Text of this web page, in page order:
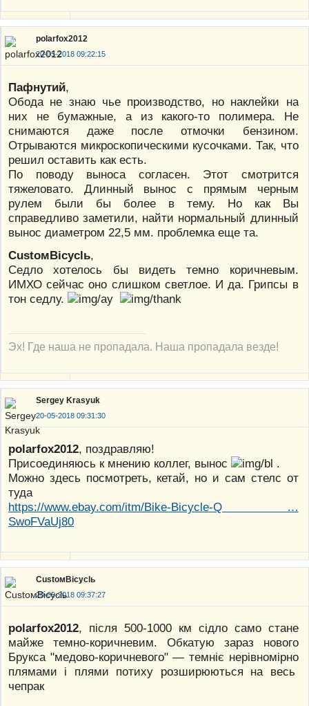
polarfox2012
20-05-2018 09:22:15
Пафнутий,
Обода не знаю чье производство, но наклейки на
них не бумажные, а из какого-то полимера. Не
снимаются даже после отмочки бензином.
Отрываются микроскопическими кусочками. Так, что
решил оставить как есть.
По поводу выноса согласен. Этот смотрится
тяжеловато. Длинный вынос с прямым черным
рулем были бы более в тему. Но как Вы
справедливо заметили, найти нормальный длинный
вынос диаметром 22,5 мм. проблемка еще та.
CustoмBicyclь,
Седло хотелось бы видеть темно коричневым.
ИМХО сейчас оно слишком светлое. И да. Грипсы в
тон седлу.
Эх! Где наша не пропадала. Наша пропадала везде!
Sergey Krasyuk
20-05-2018 09:31:30
polarfox2012, поздравляю!
Присоединяюсь к мнению коллег, вынос
.
Можно здесь посмотреть, кетай, но и сам стелс от
туда
https://www.ebay.com/itm/Bike-Bicycle-Q …
SwoFVaUj80
CustoмBicyclь
20-05-2018 09:37:27
polarfox2012, після 500-1000 км сідло само стане
майже темно-коричневим. Обкатую зараз нового
Брукса "медово-коричневого" — темніє нерівномірно
плямами і плями потиху розширюються на весь
чепрак